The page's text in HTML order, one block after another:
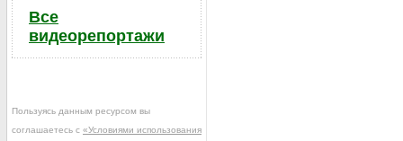
Все
видеорепортажи
Пользуясь данным ресурсом вы
соглашаетесь с «Условиями использования